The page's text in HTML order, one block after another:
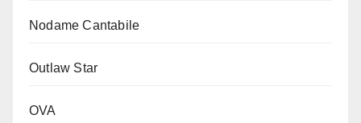
Nodame Cantabile
Outlaw Star
OVA